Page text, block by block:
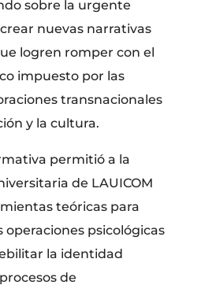
sobre la urgente
nuevas narrativas
logren romper con el
impuesto por las
transnacionales
y la cultura.
permitió a la
de LAUICOM
teóricas para
operaciones psicológicas
la identidad
de